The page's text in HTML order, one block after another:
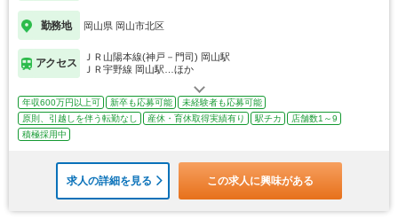
勤務地 岡山県 岡山市北区
アクセス
ＪＲ山陽本線(神戸－門司) 岡山駅
ＪＲ宇野線 岡山駅…ほか
年収600万円以上可 新卒も応募可能
未経験者も応募可能
原則、引越しを伴う転勤なし
産休・育休取得実績有り 駅チカ
店舗数1～9
積極採用中
求人の詳細を見る この求人に興味がある